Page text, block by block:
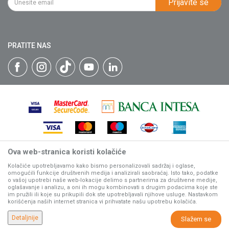
Matični broj: 07593252
Katalozi
Isporuka
Plaćanje karticama
Web kredit Raiffeisen banke
Pravo na odustajanje
Povraćaj sredstava
Zamena artikala
Prijavite se
PRATITE NAS
Nastojimo da budemo što precizniji u opisu proizvoda, prikazu
slika i samih cena, ali ne možemo garantovati da su sve
informacije kompletne i bez grešaka.
Svi artikli prikazani na sajtu su deo naše ponude, ali ne
podrazumeva da su dostupni u svakom trenutku.
©2026www.villagerstore.com . Sva prava zadržana.
Ova web-stranica koristi kolačiće
Kolačiće upotrebljavamo kako bismo personalizovali sadržaj i oglase,
omogućili funkcije društvenih medija i analizirali saobraćaj. Isto tako, podatke
o vašoj upotrebi naše web-lokacije delimo s partnerima za društvene medije,
oglašavanje i analizu, a oni ih mogu kombinovati s drugim podacima koje ste
im pružili ili koje su prikupili dok ste upotrebljavali njihove usluge. Nastavkom
korišćenja naših internet stranica vi prihvatate našu upotrebu kolačića.
Detaljnije Slažem se